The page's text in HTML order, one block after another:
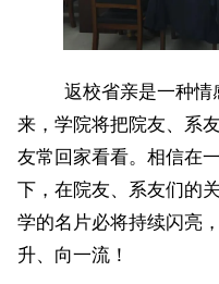
返校省亲是一种情
来，学院将把院友、系
友常回家看看。相信在
下，在院友、系友们的
学的名片必将持续闪亮
升、向一流！